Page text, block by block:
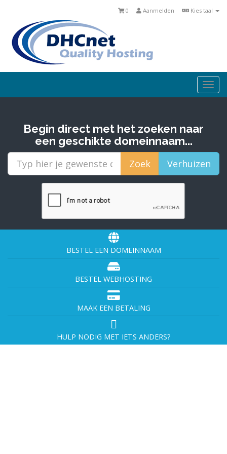
Kies taal
Aanmelden
0
Begin direct met het zoeken naar
een geschikte domeinnaam...
BESTEL EEN DOMEINNAAM
BESTEL WEBHOSTING
MAAK EEN BETALING
HULP NODIG MET IETS ANDERS?